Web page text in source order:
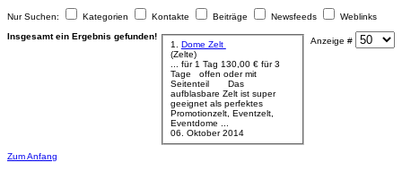
Nur Suchen: Kategorien Kontakte Beiträge Newsfeeds Weblinks
Insgesamt ein Ergebnis gefunden! Anzeige #
1. Dome Zelt
(Zelte)
... für 1 Tag 130,00 € für 3
Tage offen oder mit
Seitenteil Das
aufblasbare Zelt ist super
geeignet als perfektes
Promotionzelt, Eventzelt,
Eventdome ...
06. Oktober 2014
Zum Anfang